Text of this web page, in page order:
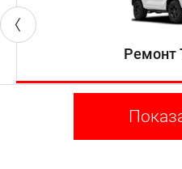
Ремонт